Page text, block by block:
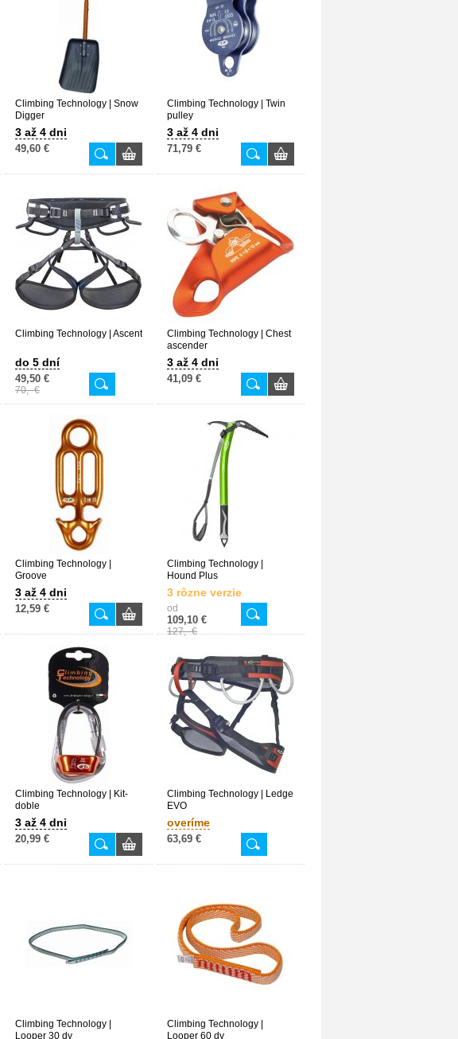
Climbing Technology | Snow
Digger
3 až 4 dni
49,60 €
Climbing Technology | Twin
pulley
3 až 4 dni
71,79 €
Climbing Technology | Ascent
do 5 dní
49,50 €
70,- €
Climbing Technology | Chest
ascender
3 až 4 dni
41,09 €
Climbing Technology |
Groove
3 až 4 dni
12,59 €
Climbing Technology |
Hound Plus
3 rôzne verzie
od
109,10 €
127,- €
Climbing Technology | Kit-
doble
3 až 4 dni
20,99 €
Climbing Technology | Ledge
EVO
overíme
63,69 €
Climbing Technology |
Looper 30 dy
Climbing Technology |
Looper 60 dy